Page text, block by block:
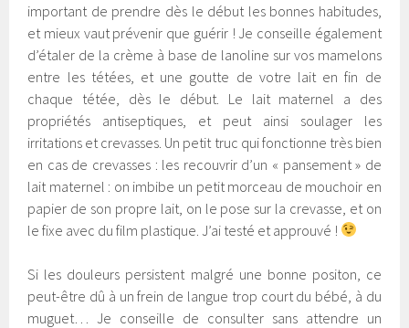
important de prendre dès le début les bonnes habitudes,
et mieux vaut prévenir que guérir ! Je conseille également
d’étaler de la crème à base de lanoline sur vos mamelons
entre les tétées, et une goutte de votre lait en fin de
chaque tétée, dès le début. Le lait maternel a des
propriétés antiseptiques, et peut ainsi soulager les
irritations et crevasses. Un petit truc qui fonctionne très bien
en cas de crevasses : les recouvrir d’un « pansement » de
lait maternel : on imbibe un petit morceau de mouchoir en
papier de son propre lait, on le pose sur la crevasse, et on
le fixe avec du film plastique. J’ai testé et approuvé !
Si les douleurs persistent malgré une bonne positon, ce
peut-être dû à un frein de langue trop court du bébé, à du
muguet… Je conseille de consulter sans attendre un